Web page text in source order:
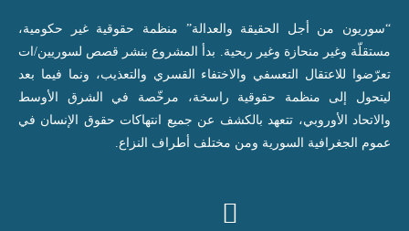
“سوريون من أجل الحقيقة والعدالة” منظمة حقوقية غير حكومية،
مستقلّة وغير منحازة وغير ربحية. بدأ المشروع بنشر قصص لسوريين/ات
تعرّضوا للاعتقال التعسفي والاختفاء القسري والتعذيب، ونما فيما بعد
ليتحول إلى منظمة حقوقية راسخة، مرخّصة في الشرق الأوسط
والاتحاد الأوروبي، تتعهد بالكشف عن جميع انتهاكات حقوق الإنسان في
عموم الجغرافية السورية ومن مختلف أطراف النزاع.